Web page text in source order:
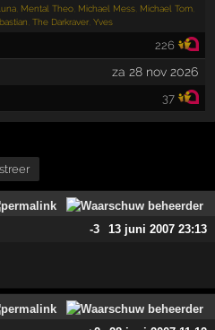
Mental Theo Michael Mess Michael Tom
,The Darkraver ,Yves
226
za 28 nov 2026
37
-3
13 juni 2007 23:13